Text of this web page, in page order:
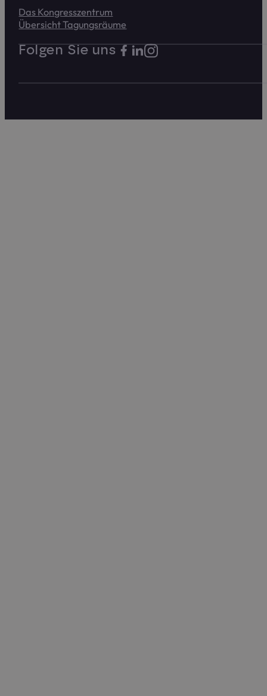
Das Kongress­zentrum
Übersicht Tagungs­räume
Folgen Sie uns Folgen Sie uns auf Facebook. Link
Folgen Sie uns auf LinkedIn.
Folgen Sie uns auf